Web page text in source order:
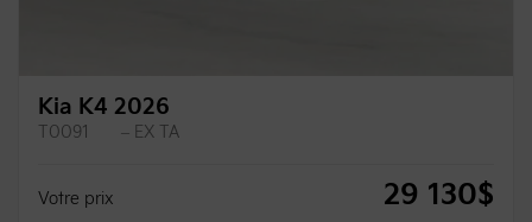
Kia K4 2026
T0091 – EX TA
Votre prix 29 130$